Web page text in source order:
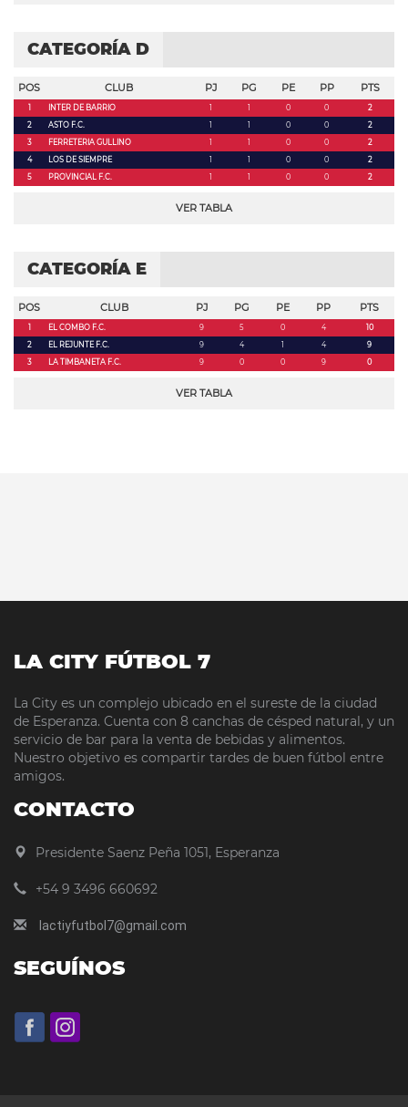
CATEGORÍA D
POS CLUB PJ PG PE PP PTS
1 INTER DE BARRIO 1 1 0 0
2
2
ASTO F.C. 1 1 0 0
2
3
FERRETERIA GULLINO 1 1 0 0
2
4
LOS DE SIEMPRE 1 1 0 0
2
5
PROVINCIAL F.C. 1 1 0 0 2
VER TABLA
CATEGORÍA E
POS CLUB PJ PG PE PP PTS
1 EL COMBO F.C. 9 5 0 4
10
2
EL REJUNTE F.C. 9 4 1 4
9
3
LA TIMBANETA F.C. 9 0 0 9 0
VER TABLA
LA CITY FÚTBOL 7
La City es un complejo ubicado en el sureste de la ciudad
de Esperanza. Cuenta con 8 canchas de césped natural, y un
servicio de bar para la venta de bebidas y alimentos.
Nuestro objetivo es compartir tardes de buen fútbol entre
amigos.
CONTACTO
Presidente Saenz Peña 1051, Esperanza
+54 9 3496 660692
lactiyfutbol7@gmail.com
SEGUÍNOS